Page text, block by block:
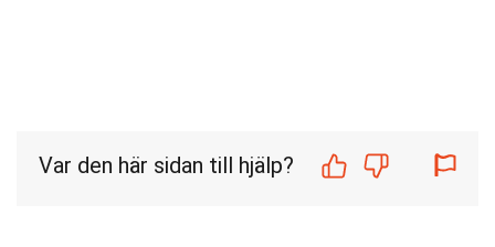
Var den här sidan till hjälp?